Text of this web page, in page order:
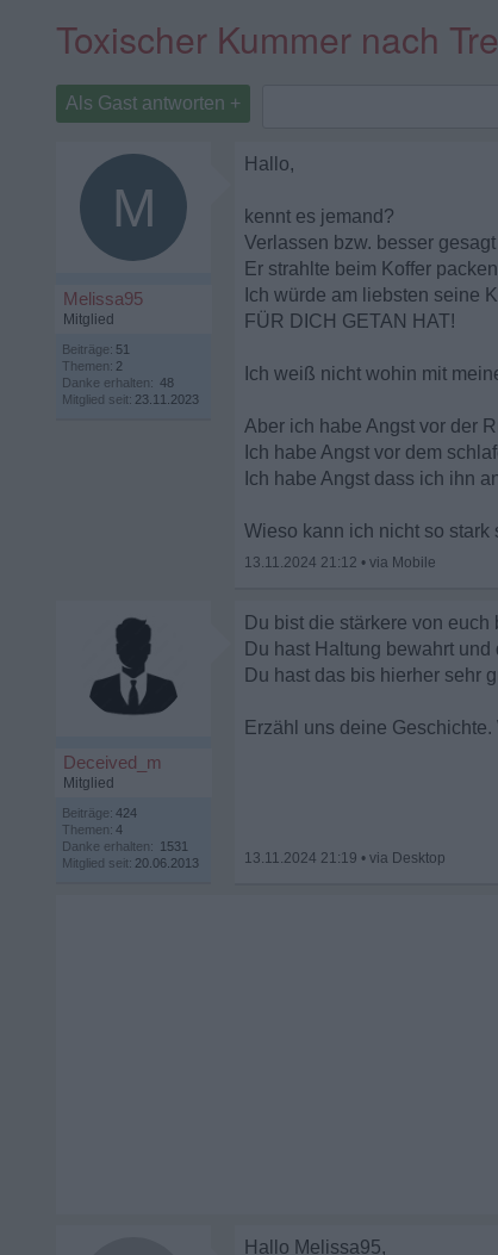
Toxischer Kummer nach
Als Gast antworten +
M
Melissa95
Mitglied
Beiträge: 51
Themen: 2
Danke erhalten: 48
Mitglied seit: 23.11.2023
Hallo,
kennt es jemand?
Verlassen bzw. besser
Er strahlte beim Koffer
Ich würde am liebsten seine
FÜR DICH GETAN HAT!
Ich weiß nicht wohin mit
Aber ich habe Angst vor der
Ich habe Angst vor dem
Ich habe Angst dass ich ihn
Wieso kann ich nicht so stark
13.11.2024 21:12 •
Deceived_m
Mitglied
Beiträge: 424
Themen: 4
Danke erhalten: 1531
Mitglied seit: 20.06.2013
Du bist die stärkere von
Du hast Haltung bewahrt
Du hast das bis hierher sehr
Erzähl uns deine
13.11.2024 21:19 •